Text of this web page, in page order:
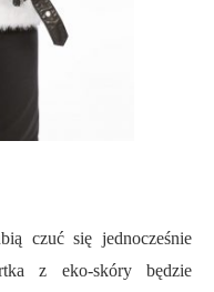
czuć się jednocześnie
z eko-skóry będzie